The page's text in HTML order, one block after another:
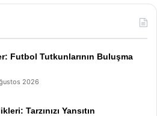
Futbol Tutkunlarının Buluşma
2026
Tarzınızı Yansıtın